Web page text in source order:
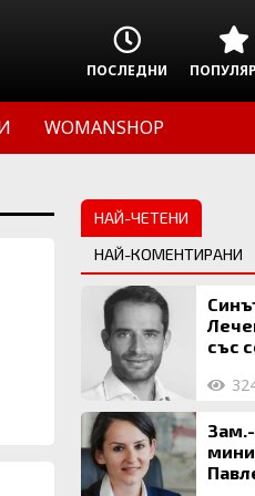
ПОСЛЕДНИ
WOMANSHOP
НАЙ-ЧЕТЕНИ
НАЙ-КОМЕНТИРАНИ
със
млн.
Зам.-